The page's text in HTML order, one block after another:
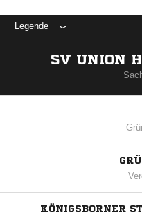
Legende
SV UNION
KÖNIGSBORNER